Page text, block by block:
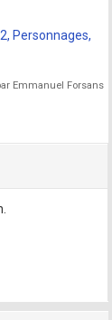
Personnages,
Emmanuel Forsans